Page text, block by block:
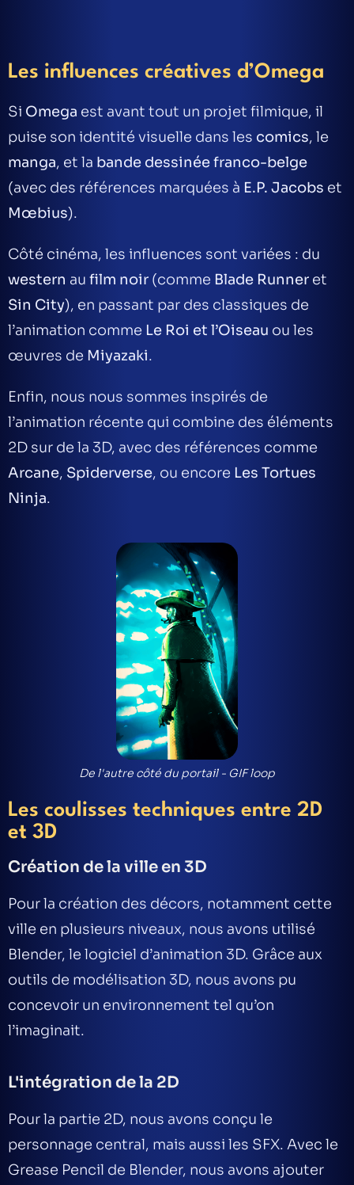
Les influences créatives d’Omega
Si Omega est avant tout un projet filmique, il
puise son identité visuelle dans les comics, le
manga, et la bande dessinée franco-belge
(avec des références marquées à E.P. Jacobs et
Mœbius).
Côté cinéma, les influences sont variées : du
western au film noir (comme Blade Runner et
Sin City), en passant par des classiques de
l’animation comme Le Roi et l’Oiseau ou les
œuvres de Miyazaki.
Enfin, nous nous sommes inspirés de
l’animation récente qui combine des éléments
2D sur de la 3D, avec des références comme
Arcane, Spiderverse, ou encore Les Tortues
Ninja.
De l'autre côté du portail - GIF loop
Les coulisses techniques entre 2D
et 3D
Création de la ville en 3D
Pour la création des décors, notamment cette
ville en plusieurs niveaux, nous avons utilisé
Blender, le logiciel d’animation 3D. Grâce aux
outils de modélisation 3D, nous avons pu
concevoir un environnement tel qu’on
l’imaginait.
L'intégration de la 2D
Pour la partie 2D, nous avons conçu le
personnage central, mais aussi les SFX. Avec le
Grease Pencil de Blender, nous avons ajouter